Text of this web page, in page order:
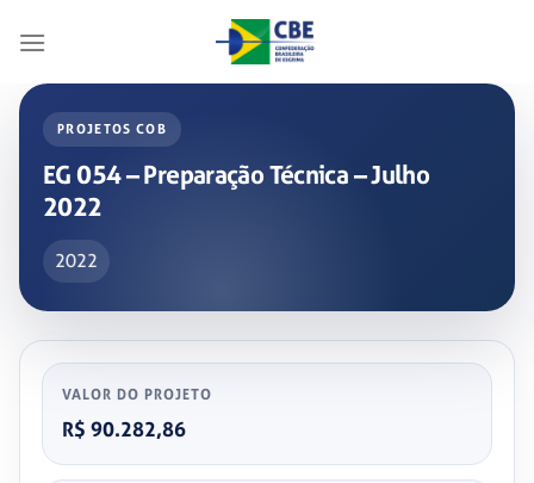
PROJETOS COB
EG 054 – Preparação Técnica – Julho
2022
2022
VALOR DO PROJETO
R$ 90.282,86